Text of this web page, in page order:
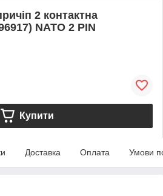
2 контактна
NATO 2 PIN
Купити
Доставка Оплата Умови